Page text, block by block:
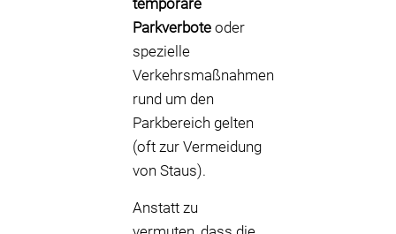
temporäre
Parkverbote oder
spezielle
Verkehrsmaßnahmen
rund um den
Parkbereich gelten
(oft zur Vermeidung
von Staus).
Anstatt zu